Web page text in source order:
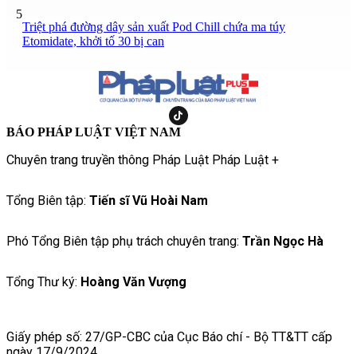
5
Triệt phá đường dây sản xuất Pod Chill chứa ma túy
Etomidate, khởi tố 30 bị can
BÁO PHÁP LUẬT VIỆT NAM
Chuyên trang truyền thông Pháp Luật Pháp Luật +
Tổng Biên tập: Tiến sĩ Vũ Hoài Nam
Phó Tổng Biên tập phụ trách chuyên trang: Trần Ngọc Hà
Tổng Thư ký: Hoàng Văn Vượng
Giấy phép số: 27/GP-CBC của Cục Báo chí - Bộ TT&TT cấp